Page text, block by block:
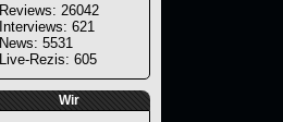
Reviews: 26042
Interviews: 621
News: 5531
Live-Rezis: 605
Wir